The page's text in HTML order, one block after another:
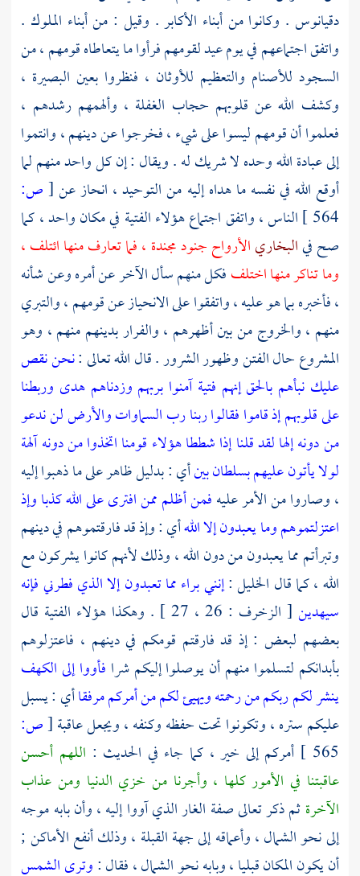
دقيانوس . وكانوا من أبناء الأكابر . وقيل : من أبناء الملوك .
واتفق اجتماعهم في يوم عيد لقومهم فرأوا ما يتعاطاه قومهم ، من
السجود للأصنام والتعظيم للأوثان ، فنظروا بعين البصيرة ،
وكشف الله عن قلوبهم حجاب الغفلة ، وألهمهم رشدهم ،
فعلموا أن قومهم ليسوا على شيء ، فخرجوا عن دينهم ، وانتموا
إلى عبادة الله وحده لا شريك له . ويقال : إن كل واحد منهم لما
أوقع الله في نفسه ما هداه إليه من التوحيد ، انحاز عن[ص:
564 ] الناس ، واتفق اجتماع هؤلاء الفتية في مكان واحد ، كما
صح فيالبخاريالأرواح جنود مجندة ، فما تعارف منها ائتلف ،
وما تناكر منها اختلففكل منهم سأل الآخر عن أمره وعن شأنه
، فأخبره بما هو عليه ، واتفقوا على الانحياز عن قومهم ، والتبري
منهم ، والخروج من بين أظهرهم ، والفرار بدينهم منهم ، وهو
المشروع حال الفتن وظهور الشرور . قال الله تعالى :نحن نقص
عليك نبأهم بالحق إنهم فتية آمنوا بربهم وزدناهم هدى وربطنا
على قلوبهم إذ قاموا فقالوا ربنا رب السماوات والأرض لن ندعو
من دونه إلها لقد قلنا إذا شططا هؤلاء قومنا اتخذوا من دونه آلهة
لولا يأتون عليهم بسلطان بينأي : بدليل ظاهر على ما ذهبوا إليه
، وصاروا من الأمر عليهفمن أظلم ممن افترى على الله كذبا وإذ
اعتزلتموهم وما يعبدون إلا اللهأي : وإذ قد فارقتموهم في دينهم
وتبرأتم مما يعبدون من دون الله ، وذلك لأنهم كانوا يشركون مع
الله ، كما قال الخليل :إنني براء مما تعبدون إلا الذي فطرني فإنه
سيهدين
[ الزخرف : 26 ، 27 ] . وهكذا هؤلاء الفتية قال
بعضهم لبعض : إذ قد فارقتم قومكم في دينهم ، فاعتزلوهم
بأبدانكم لتسلموا منهم أن يوصلوا إليكم شرا فأووا إلى الكهف
ينشر لكم ربكم من رحمته ويهيئ لكم من أمركم مرفقاأي : يسبل
عليكم ستره ، وتكونوا تحت حفظه وكنفه ، ويجعل عاقبة[ص:
565 ]
أمركم إلى خير ، كما جاء في الحديث : اللهم أحسن
عاقبتنا في الأمور كلها ، وأجرنا من خزي الدنيا ومن عذاب
الآخرةثم ذكر تعالى صفة الغار الذي آووا إليه ، وأن بابه موجه
إلى نحو الشمال ، وأعماقه إلى جهة القبلة ، وذلك أنفع الأماكن ;
أن يكون المكان قبليا ، وبابه نحو الشمال ، فقال :وترى الشمس